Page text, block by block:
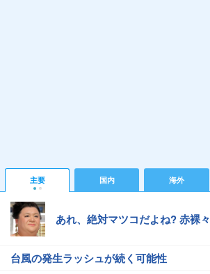
主要 国内 海外
あれ、絶対マツコだよね? 赤裸々
台風の発生ラッシュが続く可能性